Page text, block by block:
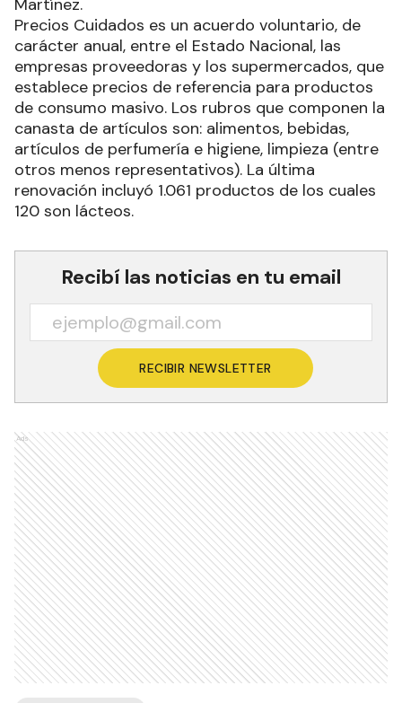
Precios Cuidados es un acuerdo voluntario, de
carácter anual, entre el Estado Nacional, las
empresas proveedoras y los supermercados, que
establece precios de referencia para productos
de consumo masivo. Los rubros que componen la
canasta de artículos son: alimentos, bebidas,
artículos de perfumería e higiene, limpieza (entre
otros menos representativos). La última
renovación incluyó 1.061 productos de los cuales
120 son lácteos.
Recibí las noticias en tu email
RECIBIR NEWSLETTER
Ads